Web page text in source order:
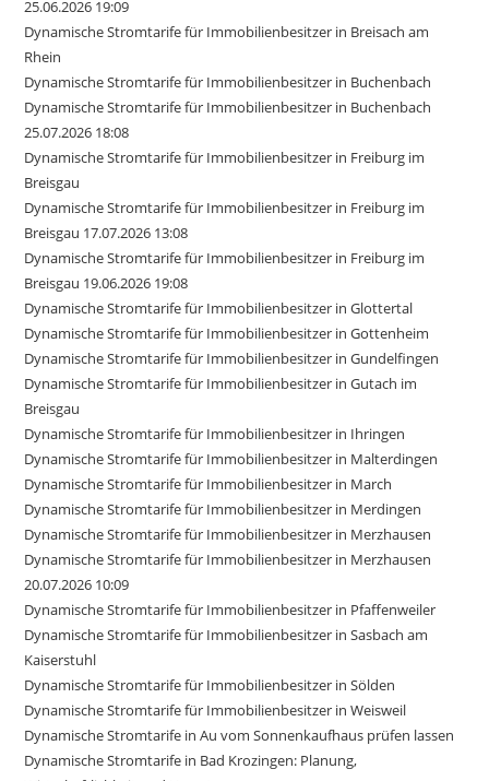
25.06.2026 19:09
Dynamische Stromtarife für Immobilienbesitzer in Breisach am
Rhein
Dynamische Stromtarife für Immobilienbesitzer in Buchenbach
Dynamische Stromtarife für Immobilienbesitzer in Buchenbach
25.07.2026 18:08
Dynamische Stromtarife für Immobilienbesitzer in Freiburg im
Breisgau
Dynamische Stromtarife für Immobilienbesitzer in Freiburg im
Breisgau 17.07.2026 13:08
Dynamische Stromtarife für Immobilienbesitzer in Freiburg im
Breisgau 19.06.2026 19:08
Dynamische Stromtarife für Immobilienbesitzer in Glottertal
Dynamische Stromtarife für Immobilienbesitzer in Gottenheim
Dynamische Stromtarife für Immobilienbesitzer in Gundelfingen
Dynamische Stromtarife für Immobilienbesitzer in Gutach im
Breisgau
Dynamische Stromtarife für Immobilienbesitzer in Ihringen
Dynamische Stromtarife für Immobilienbesitzer in Malterdingen
Dynamische Stromtarife für Immobilienbesitzer in March
Dynamische Stromtarife für Immobilienbesitzer in Merdingen
Dynamische Stromtarife für Immobilienbesitzer in Merzhausen
Dynamische Stromtarife für Immobilienbesitzer in Merzhausen
20.07.2026 10:09
Dynamische Stromtarife für Immobilienbesitzer in Pfaffenweiler
Dynamische Stromtarife für Immobilienbesitzer in Sasbach am
Kaiserstuhl
Dynamische Stromtarife für Immobilienbesitzer in Sölden
Dynamische Stromtarife für Immobilienbesitzer in Weisweil
Dynamische Stromtarife in Au vom Sonnenkaufhaus prüfen lassen
Dynamische Stromtarife in Bad Krozingen: Planung,